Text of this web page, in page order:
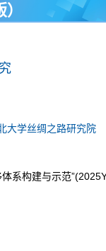
大学丝绸之路研究院
系构建与示范